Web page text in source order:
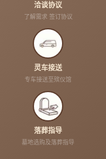
洽谈协议
了解需求 签订协议
灵车接送
专车接送至殡仪馆
落葬指导
墓地选购及落葬指导